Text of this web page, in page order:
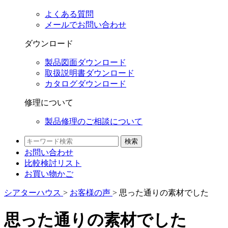
よくある質問
メールでお問い合わせ
ダウンロード
製品図面ダウンロード
取扱説明書ダウンロード
カタログダウンロード
修理について
製品修理のご相談について
検索
お問い合わせ
比較検討リスト
お買い物かご
シアターハウス > お客様の声 > 思った通りの素材でした
思った通りの素材でした